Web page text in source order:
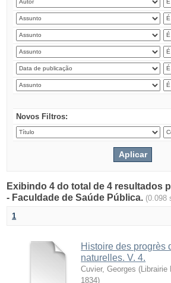
Novos Filtros:
Exibindo 4 do total de 4 resultados
- Faculdade de Saúde Pública. (0.098
1
Histoire des progrès
naturelles. V. 4.
Cuvier, Georges (
1834)